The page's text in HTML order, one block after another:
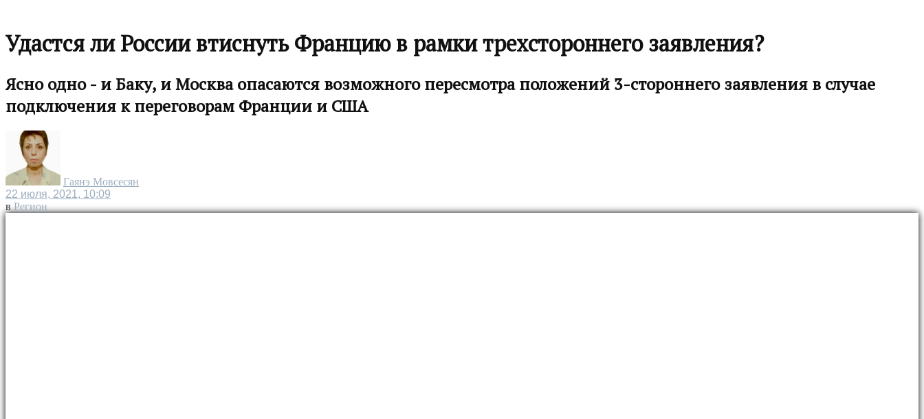
Удастся ли России втиснуть Францию в рамки трехстороннего заявления?
Ясно одно - и Баку, и Москва опасаются возможного пересмотра положений 3-стороннего заявления в случае
подключения к переговорам Франции и США
Гаянэ Мовсесян
22 июля, 2021, 10:09
в Регион